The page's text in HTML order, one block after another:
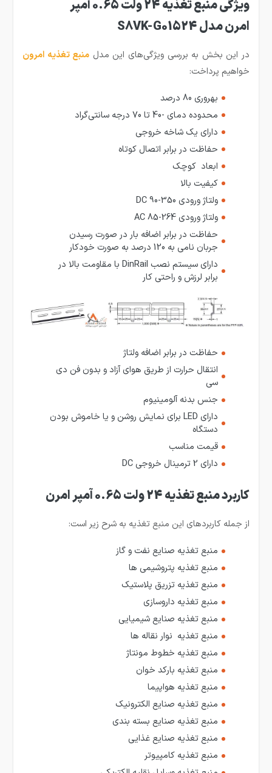
ویژگی منبع تغذیه 24 ولت 0.65 آمپر
امرن مدل S8VK-G01524
در این بخش به بررسی ویژگی‌های این مدل منبع تغذیه امرون
خواهیم پرداخت:
بهروری 80 درصد
محدوده دمای -40 تا 70 درجه سانتی‌گراد
دارای یک شاخه خروجی
حفاظت در برابر اتصال کوتاه
ابعاد کوچک
کیفیت بالا
ولتاژ ورودی DC 90-350
ولتاژ ورودی AC 85-264
حفاظت در برابر اضافه بار در صورت رسیدن
جربان نامی به 120 درصد به صورت خودکار
دارای سیستم نصب DinRail با مقاومت بالا در
برابر لرزش و راحتی کار
حفاظت در برابر اضافه ولتاژ
انتقال حرارت از طریق هوای آزاد و بدون فن دی
سی
جنس بدنه آلومینیوم
دارای LED برای نمایش روشن و یا خاموش بودن
دستگاه
قیمت مناسب
دارای 2 ترمینال خروجی DC
کاربرد منبع تغذیه 24 ولت 0.65 آمپر امرن
از جمله کاربردهای این منبع تغذیه به شرح زیر است:
منبع تغذیه صنایع نفت و گاز
منبع تغذیه پتروشیمی ها
منبع تغذیه تزریق پلاستیک
منبع تغذیه داروسازی
منبع تغذیه صنایع شیمیایی
منبع تغذیه نوار نقاله ها
منبع تغذیه خطوط مونتاژ
منبع تغذیه بارکد خوان
منبع تغذیه هواپیما
منبع تغذیه صنایع الکترونیک
منبع تغذیه صنایع بسته بندی
منبع تغذیه صنایع غذایی
منبع تغذیه کامپیوتر